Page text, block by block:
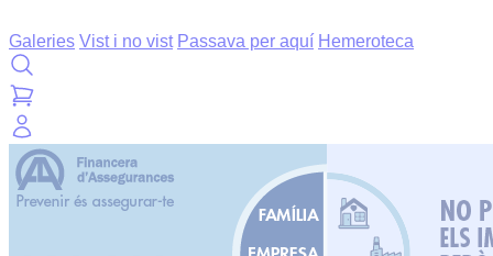
Galeries Vist i no vist Passava per aquí Hemeroteca